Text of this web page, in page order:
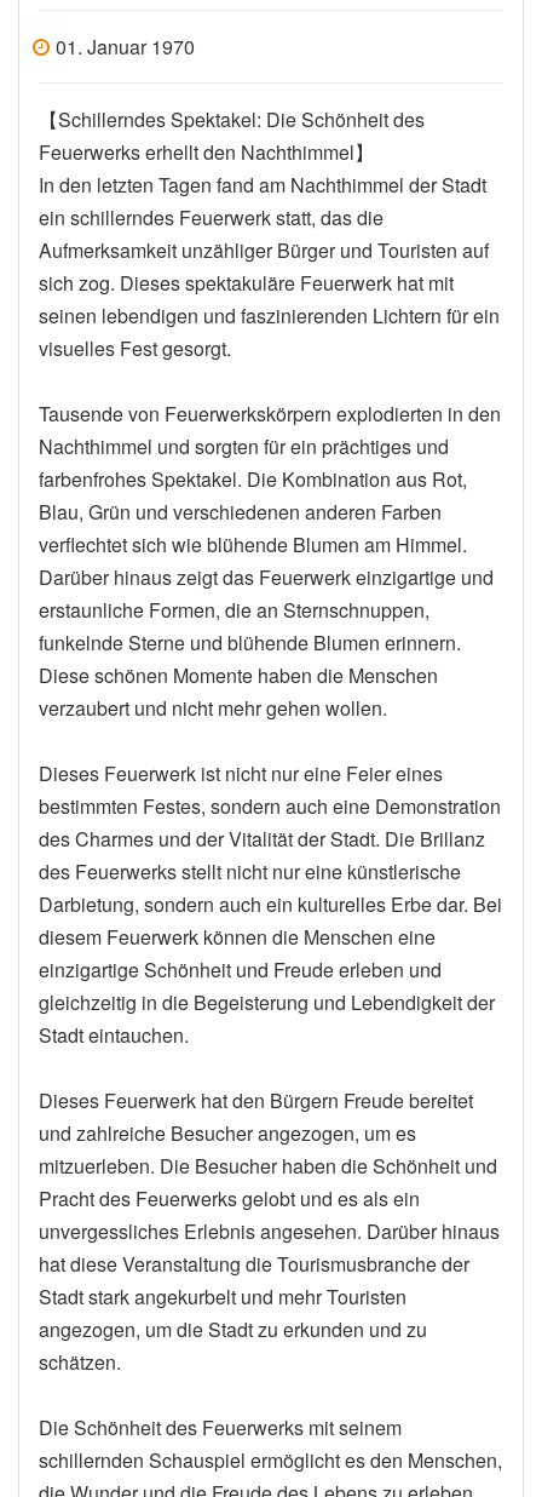
01. Januar 1970
【Schillerndes Spektakel: Die Schönheit des
Feuerwerks erhellt den Nachthimmel】
In den letzten Tagen fand am Nachthimmel der Stadt
ein schillerndes Feuerwerk statt, das die
Aufmerksamkeit unzähliger Bürger und Touristen auf
sich zog. Dieses spektakuläre Feuerwerk hat mit
seinen lebendigen und faszinierenden Lichtern für ein
visuelles Fest gesorgt.
Tausende von Feuerwerkskörpern explodierten in den
Nachthimmel und sorgten für ein prächtiges und
farbenfrohes Spektakel. Die Kombination aus Rot,
Blau, Grün und verschiedenen anderen Farben
verflechtet sich wie blühende Blumen am Himmel.
Darüber hinaus zeigt das Feuerwerk einzigartige und
erstaunliche Formen, die an Sternschnuppen,
funkelnde Sterne und blühende Blumen erinnern.
Diese schönen Momente haben die Menschen
verzaubert und nicht mehr gehen wollen.
Dieses Feuerwerk ist nicht nur eine Feier eines
bestimmten Festes, sondern auch eine Demonstration
des Charmes und der Vitalität der Stadt. Die Brillanz
des Feuerwerks stellt nicht nur eine künstlerische
Darbietung, sondern auch ein kulturelles Erbe dar. Bei
diesem Feuerwerk können die Menschen eine
einzigartige Schönheit und Freude erleben und
gleichzeitig in die Begeisterung und Lebendigkeit der
Stadt eintauchen.
Dieses Feuerwerk hat den Bürgern Freude bereitet
und zahlreiche Besucher angezogen, um es
mitzuerleben. Die Besucher haben die Schönheit und
Pracht des Feuerwerks gelobt und es als ein
unvergessliches Erlebnis angesehen. Darüber hinaus
hat diese Veranstaltung die Tourismusbranche der
Stadt stark angekurbelt und mehr Touristen
angezogen, um die Stadt zu erkunden und zu
schätzen.
Die Schönheit des Feuerwerks mit seinem
schillernden Schauspiel ermöglicht es den Menschen,